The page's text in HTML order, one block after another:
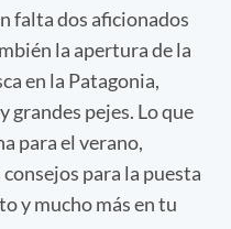
falta dos aficionados
la apertura de la
en la Patagonia,
grandes pejes. Lo que
para el verano,
para la puesta
y mucho más en tu